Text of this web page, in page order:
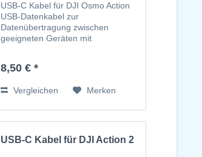
USB-C Kabel für DJI Osmo Action
USB-Datenkabel zur
Datenübertragung zwischen
geeigneten Geräten mit
steckerVersorgungsspannung über
8,50 € *
Vergleichen Merken
USB-C Kabel für DJI Action 2